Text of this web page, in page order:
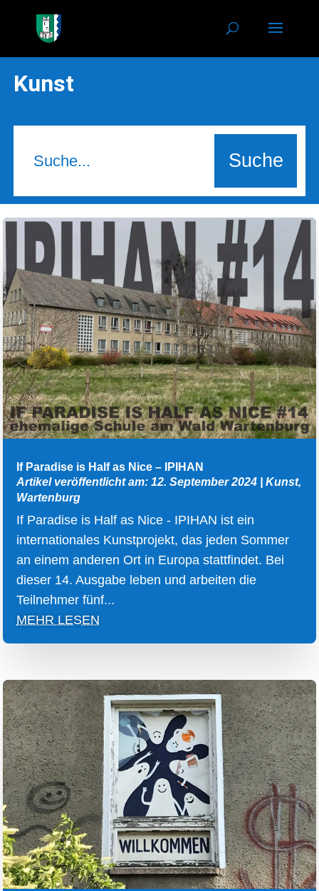
Kunst
If Paradise is Half as Nice – IPIHAN
Artikel veröffentlicht am: 12. September 2024 |Kunst,
Wartenburg
If Paradise is Half as Nice - IPIHAN ist ein
internationales Kunstprojekt, das jeden Sommer
an einem anderen Ort in Europa stattfindet. Bei
dieser 14. Ausgabe leben und arbeiten die
Teilnehmer fünf...
MEHR LESEN